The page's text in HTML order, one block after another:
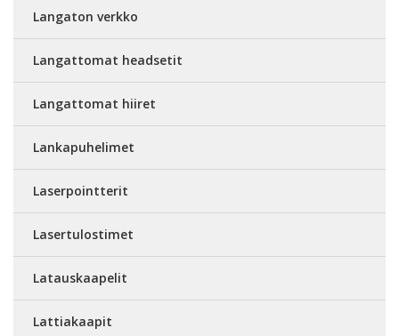
Langaton verkko
Langattomat headsetit
Langattomat hiiret
Lankapuhelimet
Laserpointterit
Lasertulostimet
Latauskaapelit
Lattiakaapit